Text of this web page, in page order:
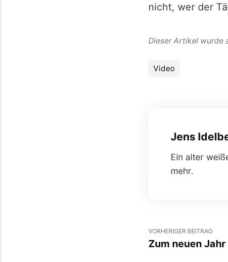
nicht, wer der
Dieser Artikel wurde
Video
Jens
Ein alter
mehr.
VORHERIGER BEITRAG
Zum neuen Jahr